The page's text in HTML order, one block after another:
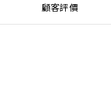
顧客評價